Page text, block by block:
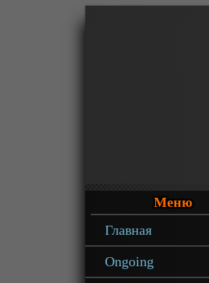
Меню
Главная
Ongoing